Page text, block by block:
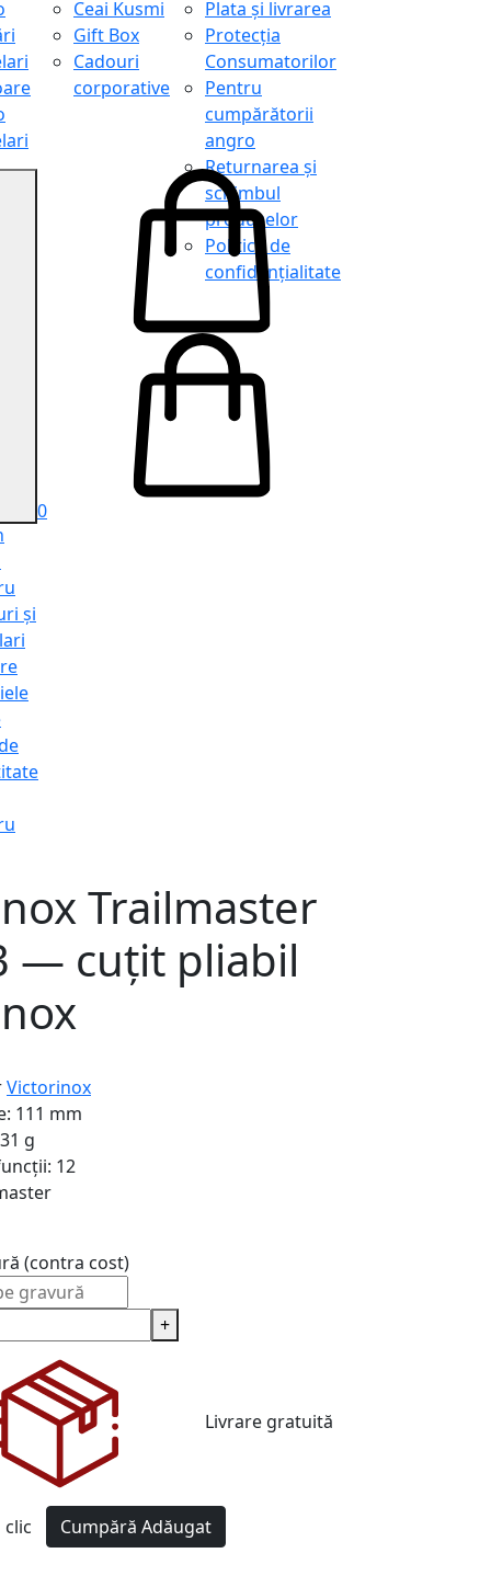
și
Ceai Kusmi
Gift Box
Cadouri
corporative
Plata și livrarea
Protecţia
Consumatorilor
Pentru
cumpărătorii
angro
Returnarea și
schimbul
produselor
Politica de
confidențialitate
0
Trailmaster
— cuțit pliabil
Victorinox
111 mm
g
12
(contra cost)
+
Livrare gratuită
clic Cumpără Adăugat